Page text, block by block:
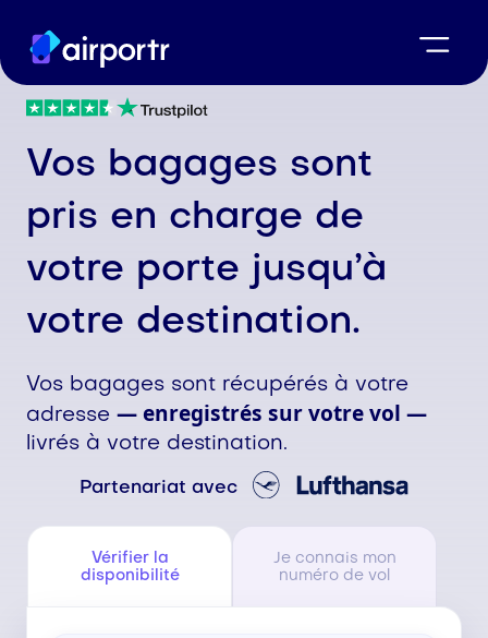
Vos bagages sont
pris en charge de
votre porte jusqu’à
votre destination.
Vos bagages sont récupérés à votre
adresse — enregistrés sur votre vol —
livrés à votre destination.
Partenariat avec
Vérifier la
disponibilité
Je connais mon
numéro de vol